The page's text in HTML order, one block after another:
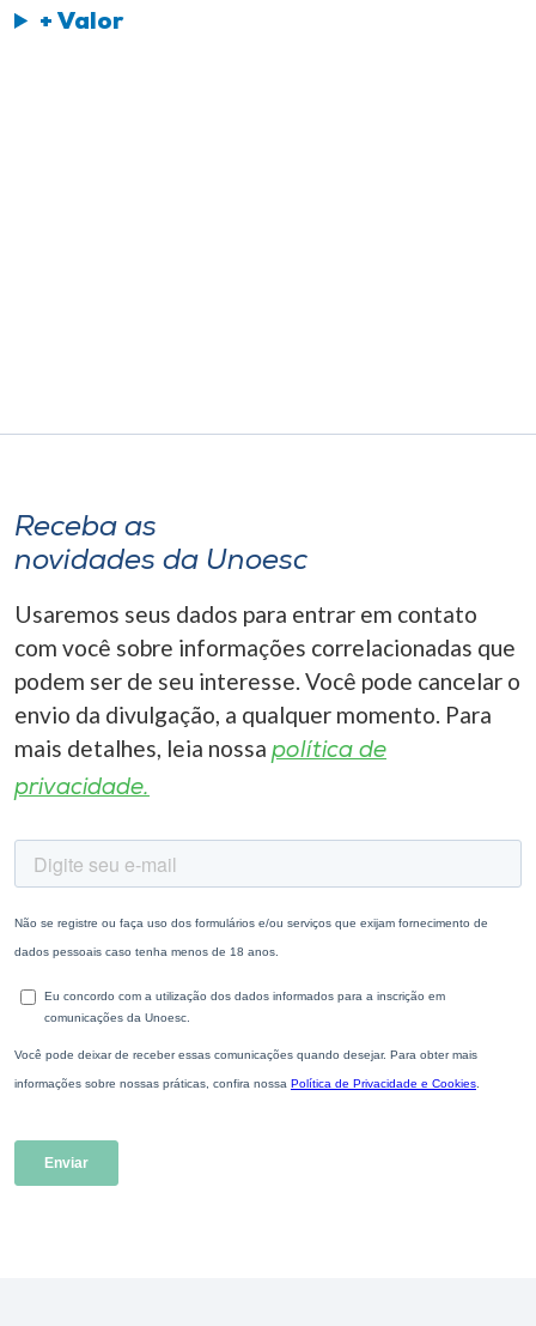
+ Valor
Receba as
novidades da Unoesc
Usaremos seus dados para entrar em contato
com você sobre informações correlacionadas que
podem ser de seu interesse. Você pode cancelar o
envio da divulgação, a qualquer momento. Para
mais detalhes, leia nossa política de
privacidade.